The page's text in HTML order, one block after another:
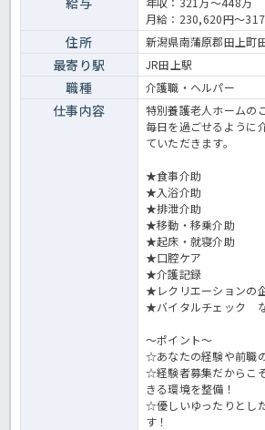
化率も高い法人ですので、プライベートも充
平均で2時間程度なので、独身の方も子育て
いただけます◎お問い合わせはほっ介護まで！
です。 ＜介護職 正職員 特養の求人＞
月給：230,620円～
住所 新潟県南蒲原郡田上町
最寄り駅 JR田上駅
職種 介護職・ヘルパー
仕事内容
特別養護老人ホームの
毎日を過ごせるように
ていただきます。
★食事介助
★入浴介助
★排泄介助
★移動・移乗介助
★起床・就寝介助
★口腔ケア
★介護記録
★レクリエーションの
★バイタルチェック
～ポイント～
☆あなたの経験や前職
☆経験者募集だからこ
きる環境を整備！
☆優しいゆったりとし
す！